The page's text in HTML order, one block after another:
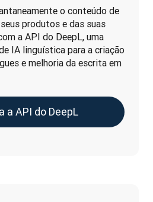
o conteúdo de
produtos e das suas
a API do DeepL, uma
IA linguística para a criação
e melhoria da escrita em
a API do DeepL